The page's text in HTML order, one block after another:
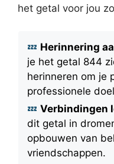
het getal voor jou
Herinnering
je het getal 844
herinneren om je
professionele
Verbindingen
dit getal in
opbouwen van
vriendschappen.